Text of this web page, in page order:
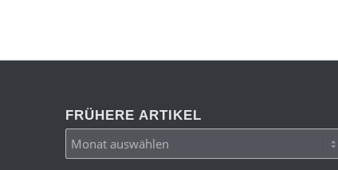
FRÜHERE ARTIKEL